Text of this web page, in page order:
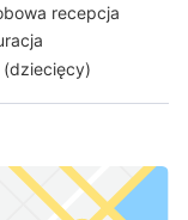
recepcja
(dziecięcy)